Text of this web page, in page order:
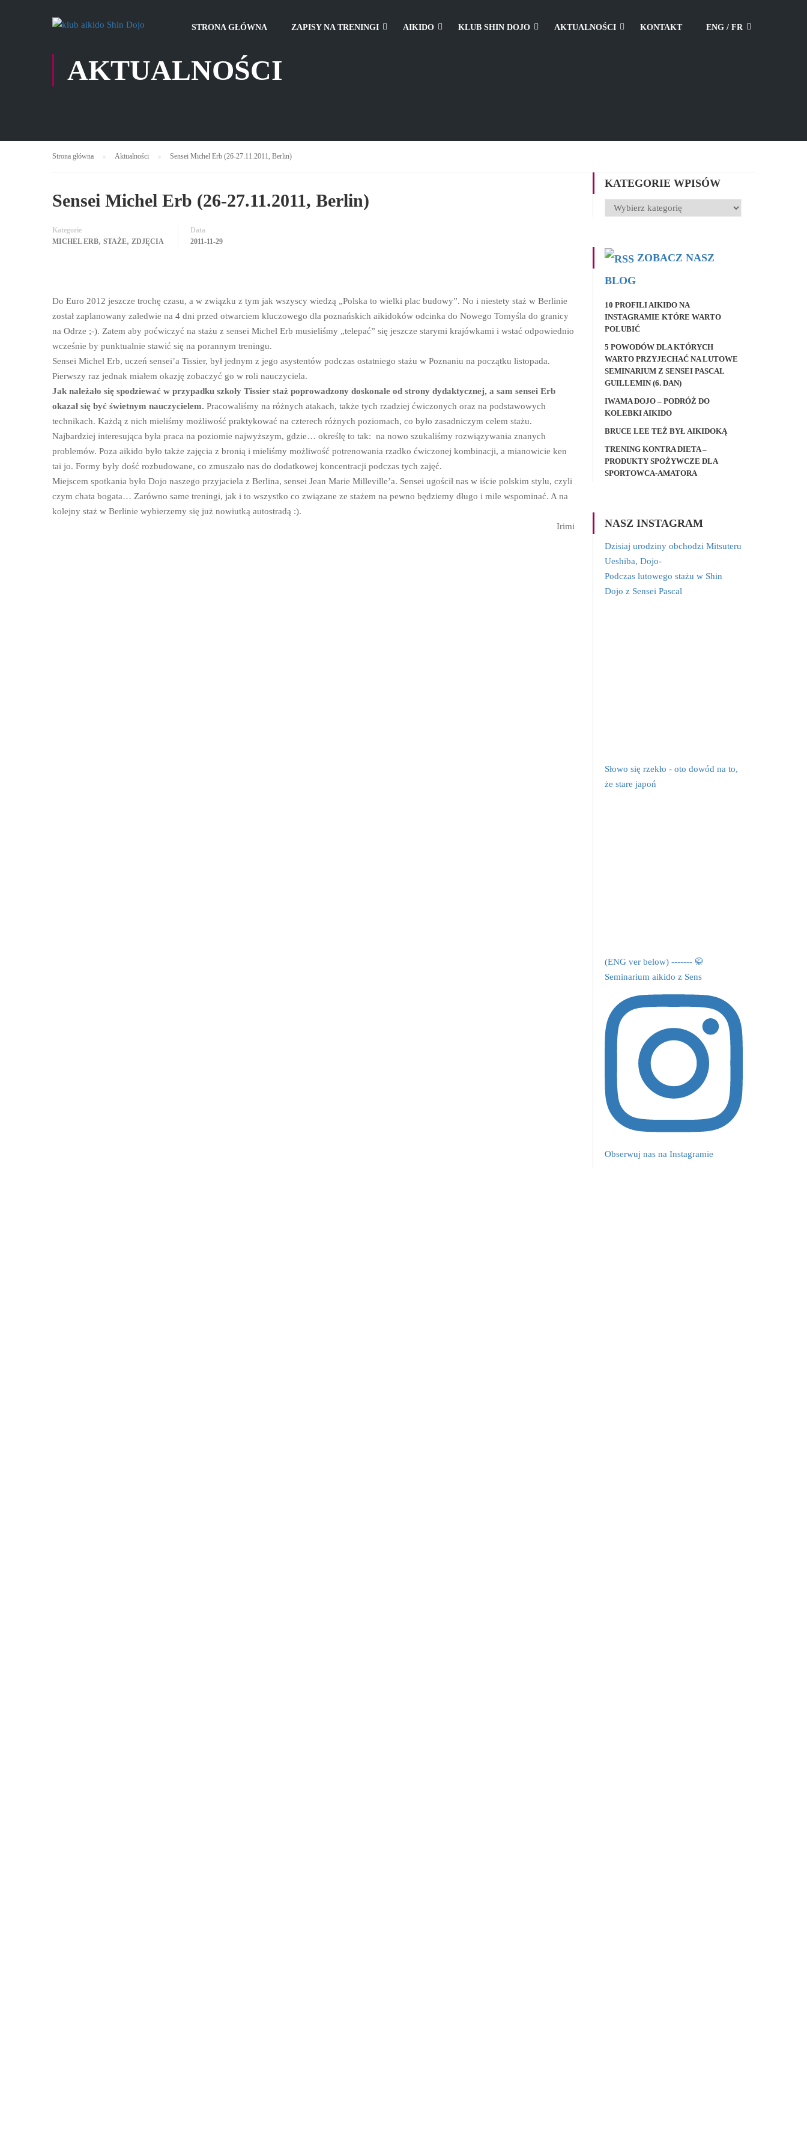
STRONA GŁÓWNA ZAPISY NA TRENINGI AIKIDO KLUB SHIN DOJO AKTUALNOŚCI KONTAKT ENG / FR
AKTUALNOŚCI
Strona główna Aktualności Sensei Michel Erb (26-27.11.2011, Berlin)
Sensei Michel Erb (26-27.11.2011, Berlin)
Kategorie
MICHEL ERB, STAŻE, ZDJĘCIA
Data
2011-11-29
Do Euro 2012 jeszcze trochę czasu, a w związku z tym jak wszyscy wiedzą „Polska to wielki plac budowy”. No i niestety staż w Berlinie
został zaplanowany zaledwie na 4 dni przed otwarciem kluczowego dla poznańskich aikidoków odcinka do Nowego Tomyśla do granicy
na Odrze ;-). Zatem aby poćwiczyć na stażu z sensei Michel Erb musieliśmy „telepać” się jeszcze starymi krajówkami i wstać odpowiednio
wcześnie by punktualnie stawić się na porannym treningu.
Sensei Michel Erb, uczeń sensei’a Tissier, był jednym z jego asystentów podczas ostatniego stażu w Poznaniu na początku listopada.
Pierwszy raz jednak miałem okazję zobaczyć go w roli nauczyciela.
Jak należało się spodziewać w przypadku szkoły Tissier staż poprowadzony doskonale od strony dydaktycznej, a sam sensei Erb
okazał się być świetnym nauczycielem. Pracowaliśmy na różnych atakach, także tych rzadziej ćwiczonych oraz na podstawowych
technikach. Każdą z nich mieliśmy możliwość praktykować na czterech różnych poziomach, co było zasadniczym celem stażu.
Najbardziej interesująca była praca na poziomie najwyższym, gdzie… określę to tak: na nowo szukaliśmy rozwiązywania znanych
problemów. Poza aikido było także zajęcia z bronią i mieliśmy możliwość potrenowania rzadko ćwiczonej kombinacji, a mianowicie ken
tai jo. Formy były dość rozbudowane, co zmuszało nas do dodatkowej koncentracji podczas tych zajęć.
Miejscem spotkania było Dojo naszego przyjaciela z Berlina, sensei Jean Marie Milleville’a. Sensei ugościł nas w iście polskim stylu, czyli
czym chata bogata… Zarówno same treningi, jak i to wszystko co związane ze stażem na pewno będziemy długo i mile wspominać. A na
kolejny staż w Berlinie wybierzemy się już nowiutką autostradą :).
Irimi
KATEGORIE WPISÓW
Kategorie
ZOBACZ NASZ
BLOG
10 PROFILI AIKIDO NA
INSTAGRAMIE KTÓRE WARTO
POLUBIĆ
5 POWODÓW DLA KTÓRYCH
WARTO PRZYJECHAĆ NA LUTOWE
SEMINARIUM Z SENSEI PASCAL
GUILLEMIN (6. DAN)
IWAMA DOJO – PODRÓŻ DO
KOLEBKI AIKIDO
BRUCE LEE TEŻ BYŁ AIKIDOKĄ
TRENING KONTRA DIETA –
PRODUKTY SPOŻYWCZE DLA
SPORTOWCA-AMATORA
NASZ INSTAGRAM
Dzisiaj urodziny obchodzi Mitsuteru
Ueshiba, Dojo-
Podczas lutowego stażu w Shin
Dojo z Sensei Pascal
Słowo się rzekło - oto dowód na to,
że stare japoń
(ENG ver below) ------- 🥋
Seminarium aikido z Sens
Obserwuj nas na Instagramie